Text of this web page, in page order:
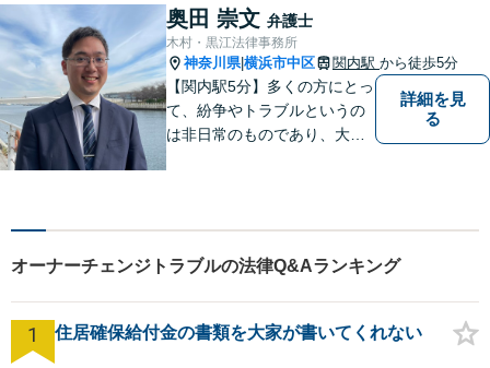
ート！メーカー・建築・教育
など幅広い業種への対応実績
あり！
奥田 崇文 弁護士
木村・黒江法律事務所
神奈川県|横浜市中区 関内駅 から徒歩5分
【関内駅5分】多くの方にとっ
て、紛争やトラブルというの
は非日常のものであり、大き
私はご依頼者様ごとに最良の
解決策は何かを一緒に考えて
まいります。
詳細を見
る
オーナーチェンジトラブルの法律Q&Aランキング
1 住居確保給付金の書類を大家が書いてくれない